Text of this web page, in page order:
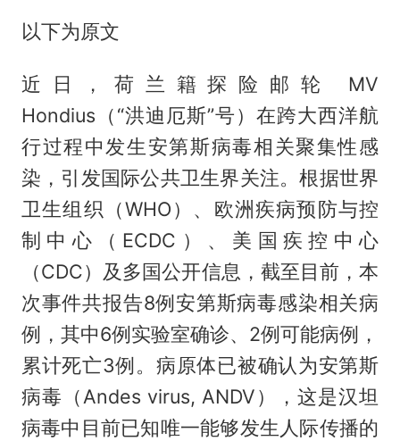
以下为原文
近日，荷兰籍探险邮轮 MV
Hondius（“洪迪厄斯”号）在跨大西洋航
行过程中发生安第斯病毒相关聚集性感
染，引发国际公共卫生界关注。根据世界
卫生组织（WHO）、欧洲疾病预防与控
制中心（ECDC）、美国疾控中心
（CDC）及多国公开信息，截至目前，本
次事件共报告8例安第斯病毒感染相关病
例，其中6例实验室确诊、2例可能病例，
累计死亡3例。病原体已被确认为安第斯
病毒（Andes virus, ANDV），这是汉坦
病毒中目前已知唯一能够发生人际传播的